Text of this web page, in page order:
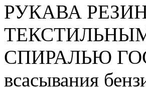
РУКАВА
СПИРАЛЬЮ
всасывания